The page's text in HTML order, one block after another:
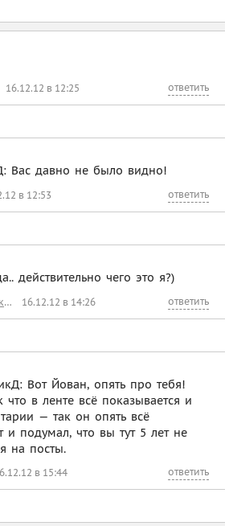
16.12.12 в 12:25 ответить
Вас давно не было видно!
в 12:53 ответить
действительно чего это я?)
ЖёлтыйДракончикД 16.12.12 в 14:26 ответить
Вот Йован, опять про тебя!
в ленте всё показывается и
— так он опять всё
и подумал, что вы тут 5 лет не
на посты.
в 15:44 ответить